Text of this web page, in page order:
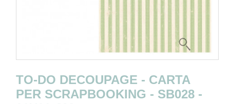
TO-DO DECOUPAGE - CARTA
PER SCRAPBOOKING - SB028 -